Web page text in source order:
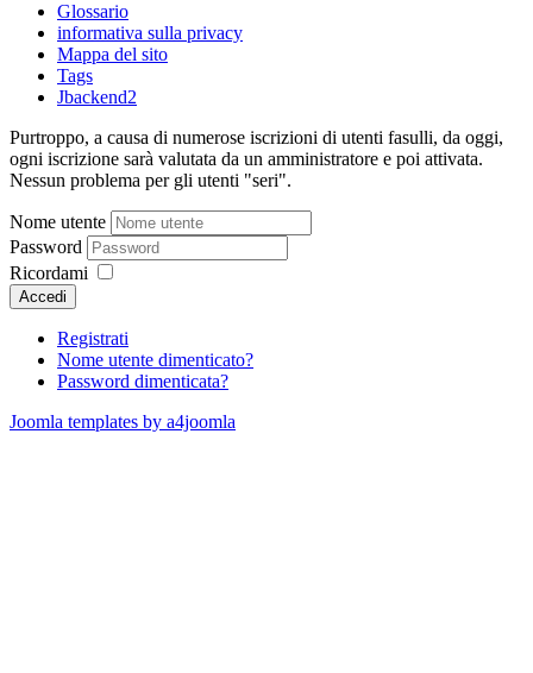
Glossario
informativa sulla privacy
Mappa del sito
Tags
Jbackend2
Purtroppo, a causa di numerose iscrizioni di utenti fasulli, da oggi,
ogni iscrizione sarà valutata da un amministratore e poi attivata.
Nessun problema per gli utenti "seri".
Nome utente
Password
Ricordami
Accedi
Registrati
Nome utente dimenticato?
Password dimenticata?
Joomla templates by a4joomla